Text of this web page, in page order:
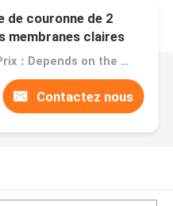
de couronne de 2
membranes claires
Prix：Depends on the order quantity
Contactez nous